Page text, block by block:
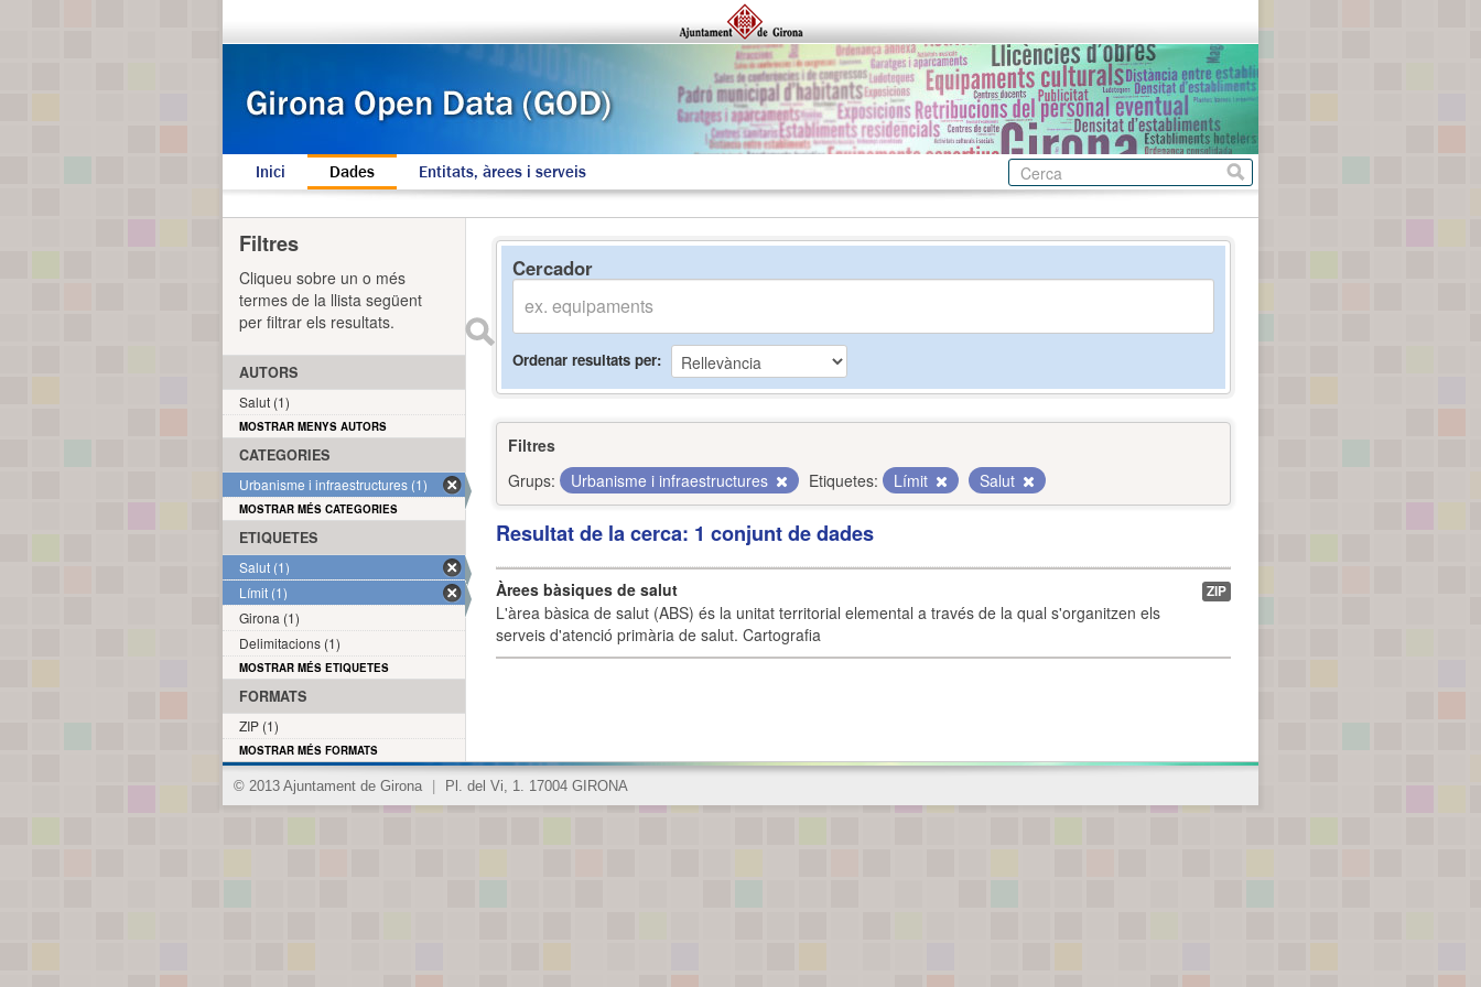
Inici Dades Entitats, àrees i serveis
Cercador
Ordenar resultats per
Filtres
Grups:
Urbanisme i infraestructures Etiquetes: Límit Salut
Resultat de la cerca: 1 conjunt de dades
Àrees bàsiques de salut
L'àrea bàsica de salut (ABS) és la unitat territorial elemental a través de la qual s'organitzen els
serveis d'atenció primària de salut. Cartografia
ZIP
Filtres
Cliqueu sobre un o més
termes de la llista següent
per filtrar els resultats.
AUTORS
Salut (1)
MOSTRAR MENYS AUTORS
CATEGORIES
Urbanisme i infraestructures (1)
MOSTRAR MÉS CATEGORIES
ETIQUETES
Salut (1)
Límit (1)
Girona (1)
Delimitacions (1)
MOSTRAR MÉS ETIQUETES
FORMATS
ZIP (1)
MOSTRAR MÉS FORMATS
© 2013 Ajuntament de Girona Pl. del Vi, 1. 17004 GIRONA